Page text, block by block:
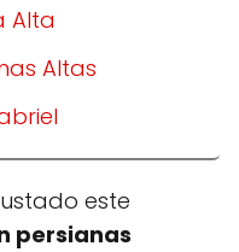
Alta
Altas
este
persianas